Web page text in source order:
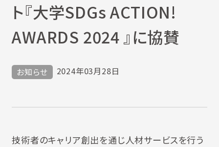
ト『大学SDGs ACTION!
AWARDS 2024 』に協賛
お知らせ 2024年03月28日
技術者のキャリア創出を通じ人材サービスを行う